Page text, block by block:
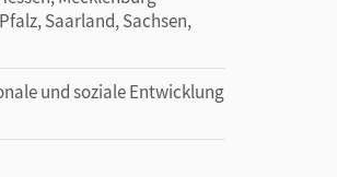
Saarland, Sachsen,
und soziale Entwicklung